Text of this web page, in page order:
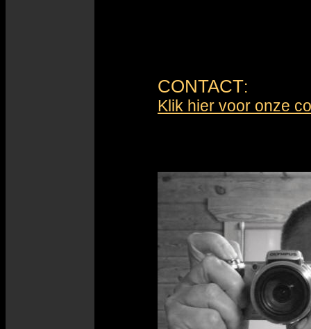
CONTACT:
Klik hier voor onze